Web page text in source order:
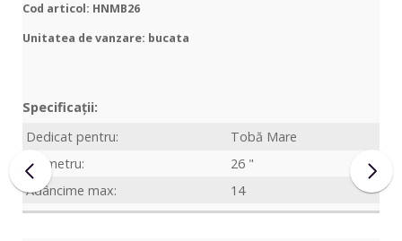
Cod articol: HNMB26
Unitatea de vanzare: bucata
Specificații:
Dedicat pentru:
Tobă Mare
Diametru:
26 "
Adâncime max:
14